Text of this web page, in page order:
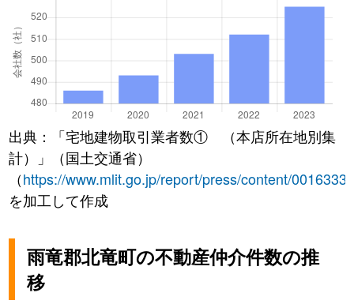
出典：「宅地建物取引業者数① （本店所在地別集
計）」（国土交通省）
（https://www.mlit.go.jp/report/press/content/
を加工して作成
雨竜郡北竜町の不動産仲介件数の推
移